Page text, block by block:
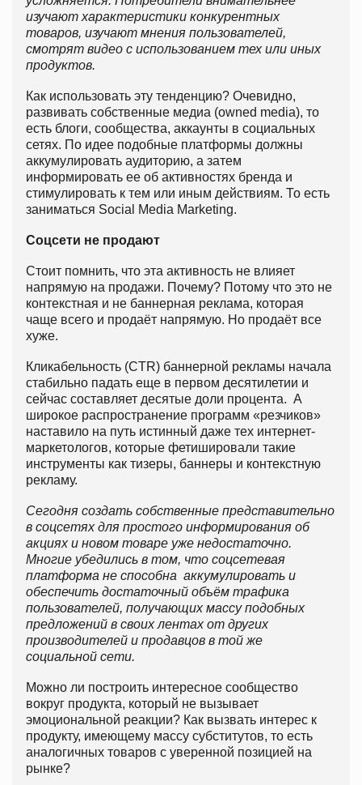
изучают характеристики конкурентных
товаров, изучают мнения пользователей,
смотрят видео с использованием тех или иных
продуктов.
Как использовать эту тенденцию? Очевидно,
развивать собственные медиа (owned media), то
есть блоги, сообщества, аккаунты в социальных
сетях. По идее подобные платформы должны
аккумулировать аудиторию, а затем
информировать ее об активностях бренда и
стимулировать к тем или иным действиям. То есть
заниматься Social Media Marketing.
Соцсети не продают
Стоит помнить, что эта активность не влияет
напрямую на продажи. Почему? Потому что это не
контекстная и не баннерная реклама, которая
чаще всего и продаёт напрямую. Но продаёт все
хуже.
Кликабельность (CTR) баннерной рекламы начала
стабильно падать еще в первом десятилетии и
сейчас составляет десятые доли процента. А
широкое распространение программ «резчиков»
наставило на путь истинный даже тех интернет-
маркетологов, которые фетишировали такие
инструменты как тизеры, баннеры и контекстную
рекламу.
Сегодня создать собственные представительно
в соцсетях для простого информирования об
акциях и новом товаре уже недостаточно.
Многие убедились в том, что соцсетевая
платформа не способна аккумулировать и
обеспечить достаточный объём трафика
пользователей, получающих массу подобных
предложений в своих лентах от других
производителей и продавцов в той же
социальной сети.
Можно ли построить интересное сообщество
вокруг продукта, который не вызывает
эмоциональной реакции? Как вызвать интерес к
продукту, имеющему массу субститутов, то есть
аналогичных товаров с уверенной позицией на
рынке?